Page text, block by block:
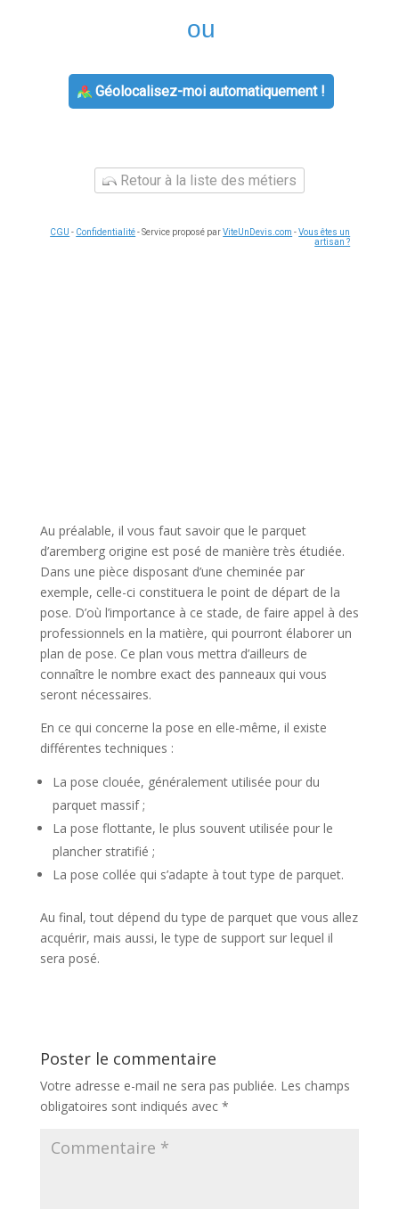
ou
Géolocalisez-moi automatiquement !
Retour à la liste des métiers
CGU - Confidentialité- Service proposé parViteUnDevis.com -Vous êtes un
artisan ?
Au préalable, il vous faut savoir que le parquet
d’aremberg origine est posé de manière très étudiée.
Dans une pièce disposant d’une cheminée par
exemple, celle-ci constituera le point de départ de la
pose. D’où l’importance à ce stade, de faire appel à des
professionnels en la matière, qui pourront élaborer un
plan de pose. Ce plan vous mettra d’ailleurs de
connaître le nombre exact des panneaux qui vous
seront nécessaires.
En ce qui concerne la pose en elle-même, il existe
différentes techniques :
La pose clouée, généralement utilisée pour du
parquet massif ;
La pose flottante, le plus souvent utilisée pour le
plancher stratifié ;
La pose collée qui s’adapte à tout type de parquet.
Au final, tout dépend du type de parquet que vous allez
acquérir, mais aussi, le type de support sur lequel il
sera posé.
Poster le commentaire
Votre adresse e-mail ne sera pas publiée. Les champs
obligatoires sont indiqués avec *